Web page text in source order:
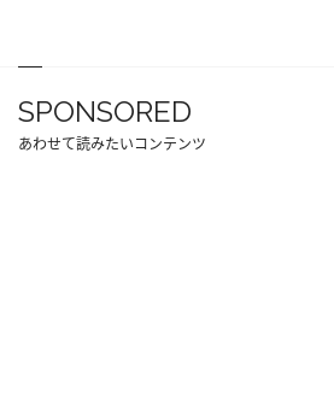
SPONSORED
あわせて読みたいコンテンツ